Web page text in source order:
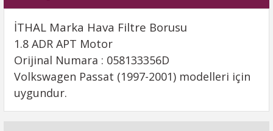
İTHAL Marka Hava Filtre Borusu
1.8 ADR APT Motor
Orijinal Numara : 058133356D
Volkswagen Passat (1997-2001) modelleri için
uygundur.